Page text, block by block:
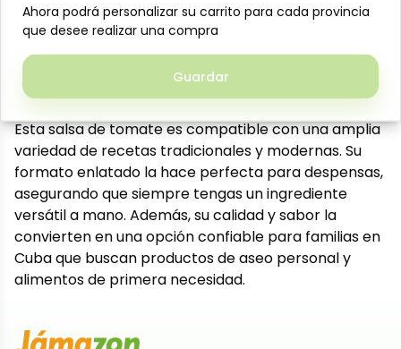
salsas
Almacenamiento: Fácil, no requiere
refrigeración hasta abrir
Envíos a Cuba: Producto disponible para envíos
rápidos y seguros
Esta salsa de tomate es compatible con una amplia
variedad de recetas tradicionales y modernas. Su
formato enlatado la hace perfecta para despensas,
asegurando que siempre tengas un ingrediente
versátil a mano. Además, su calidad y sabor la
convierten en una opción confiable para familias en
Cuba que buscan productos de aseo personal y
alimentos de primera necesidad.
Ahora podrá personalizar su carrito para cada provincia
que desee realizar una compra
Guardar
Ahora podrá personalizar su carrito para cada provincia
que desee realizar una compra
Guardar